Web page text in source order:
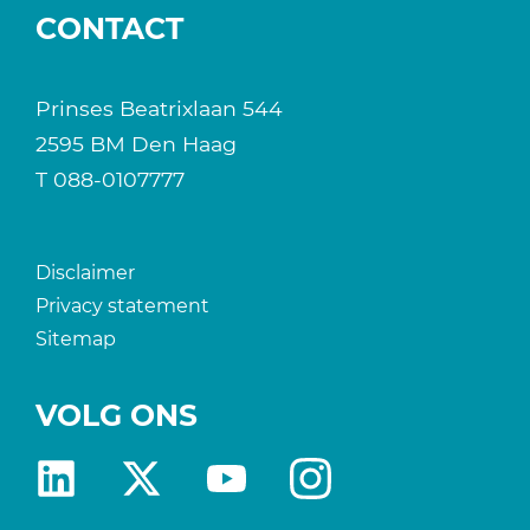
CONTACT
Prinses Beatrixlaan 544
2595 BM Den Haag
T 088-0107777
Disclaimer
Privacy statement
Sitemap
VOLG ONS